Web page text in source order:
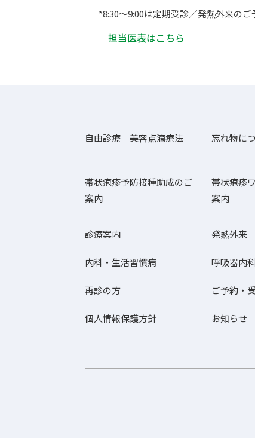
*8:30～9:00は定期受診／発熱外来の
担当医表はこちら
自由診療 美容点滴療法 忘れ物に
帯状疱疹予防接種助成のご
案内
帯状疱疹
案内
診療案内 発熱外来
内科・生活習慣病 呼吸器内
再診の方 ご予約・
個人情報保護方針 お知らせ